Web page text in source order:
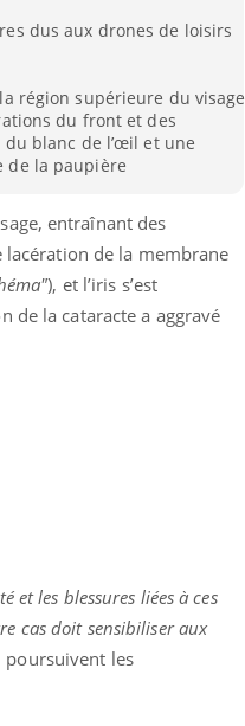
dus aux drones de loisirs
région supérieure du visage
du front et des
blanc de l’œil et une
de la paupière
entraînant des
de la membrane
), et l’iris s’est
de la cataracte a aggravé
les blessures liées à ces
cas doit sensibiliser aux
poursuivent les